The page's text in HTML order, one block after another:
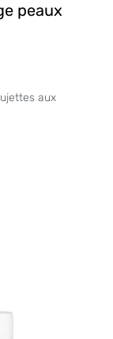
peaux
aux